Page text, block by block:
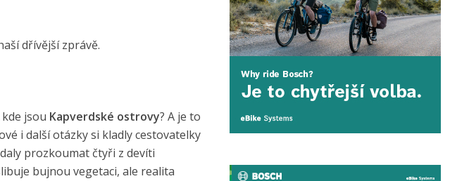
dřívější zprávě.
jsou Kapverdské ostrovy? A je to
i další otázky si kladly cestovatelky
prozkoumat čtyři z devíti
bujnou vegetaci, ale realita